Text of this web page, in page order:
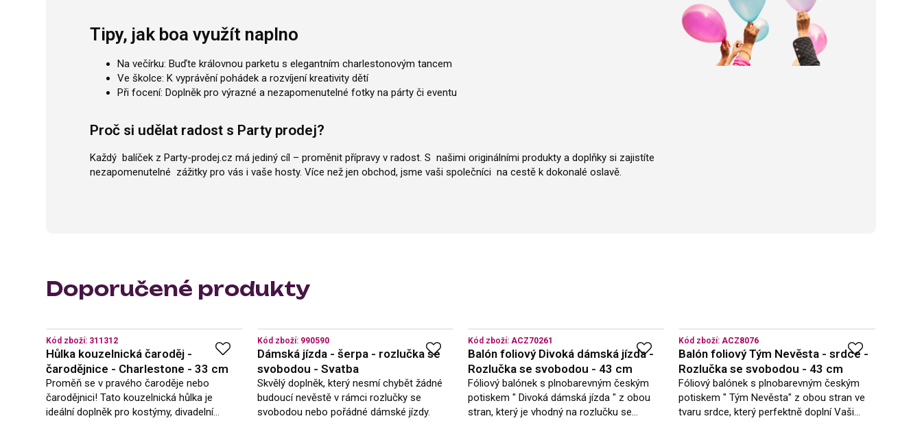
Tipy, jak boa využít naplno
Na večírku: Buďte královnou parketu s elegantním charlestonovým tancem
Ve školce: K vyprávění pohádek a rozvíjení kreativity dětí
Při focení: Doplněk pro výrazné a nezapomenutelné fotky na párty či eventu
Proč si udělat radost s Party prodej?
Každý balíček zParty-prodej.cz má jediný cíl – proměnit přípravy v radost. S našimi originálními produkty a doplňky si zajistíte
nezapomenutelné zážitky pro vás i vaše hosty. Více než jen obchod, jsme vaši společníci na cestě k dokonalé oslavě.
Doporučené produkty
Kód zboží: 311312
Hůlka kouzelnická čaroděj -
čarodějnice - Charlestone - 33 cm
Proměň se v pravého čaroděje nebo
čarodějnici! Tato kouzelnická hůlka je
ideální doplněk pro kostýmy, divadelní
Kód zboží: 990590
Dámská jízda - šerpa - rozlučka se
svobodou - Svatba
Skvělý doplněk, který nesmí chybět žádné
budoucí nevěstě v rámci rozlučky se
svobodou nebo pořádné dámské jízdy.
Kód zboží: ACZ70261
Balón foliový Divoká dámská jízda -
Rozlučka se svobodou - 43 cm
Fóliový balónek s plnobarevným českým
potiskem " Divoká dámská jízda " z obou
stran, který je vhodný na rozlučku se
Kód zboží:ACZ8076
Balón foliový Tým Nevěsta - srdce -
Rozlučka se svobodou - 43 cm
Fóliový balónek s plnobarevným českým
potiskem " Tým Nevěsta" z obou stran ve
tvaru srdce, který perfektně doplní Vaši